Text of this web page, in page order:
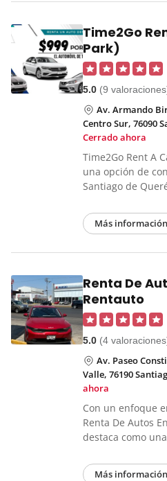
Time2Go
Park)
5.0 (9
Av. Armando
Centro Sur, 76090
Cerrado ahora
Time2Go Rent A
una opción de
Santiago de
Más información
Renta De
Rentauto
5.0 (4
Av. Paseo
Valle, 76190
ahora
Con un enfoque
Renta De Autos
destaca como
Más información